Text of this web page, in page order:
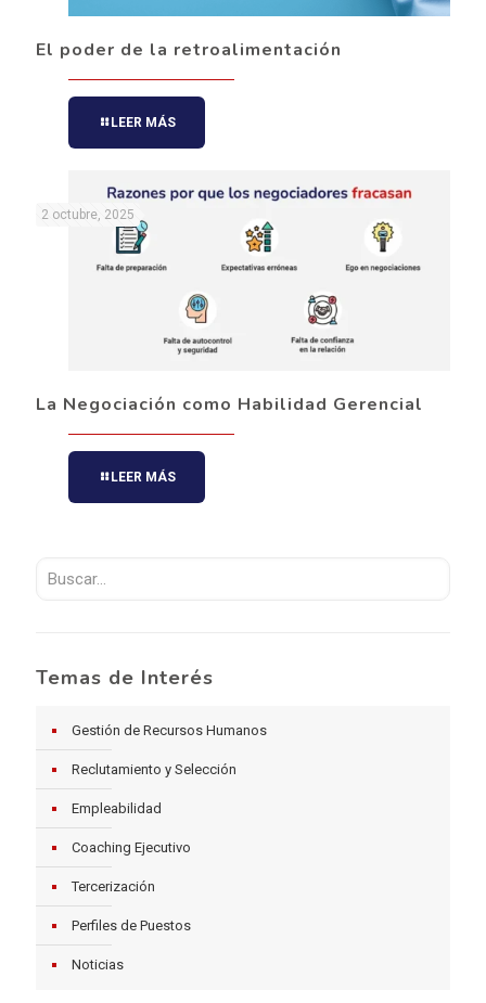
El poder de la retroalimentación
LEER MÁS
2 octubre, 2025
La Negociación como Habilidad Gerencial
LEER MÁS
Temas de Interés
Gestión de Recursos Humanos
Reclutamiento y Selección
Empleabilidad
Coaching Ejecutivo
Tercerización
Perfiles de Puestos
Noticias